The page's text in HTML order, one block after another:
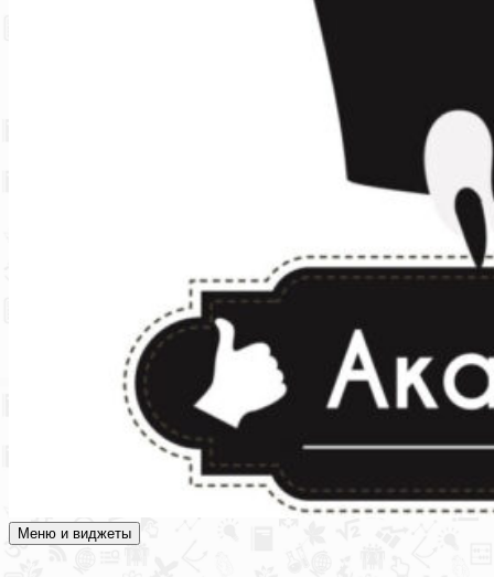
Академия СОВА
Подготовка к ЕГЭ, ОГЭ, ВПР, МЦКО, СтатГрад, КДР, ВОШ,
Меню и виджеты